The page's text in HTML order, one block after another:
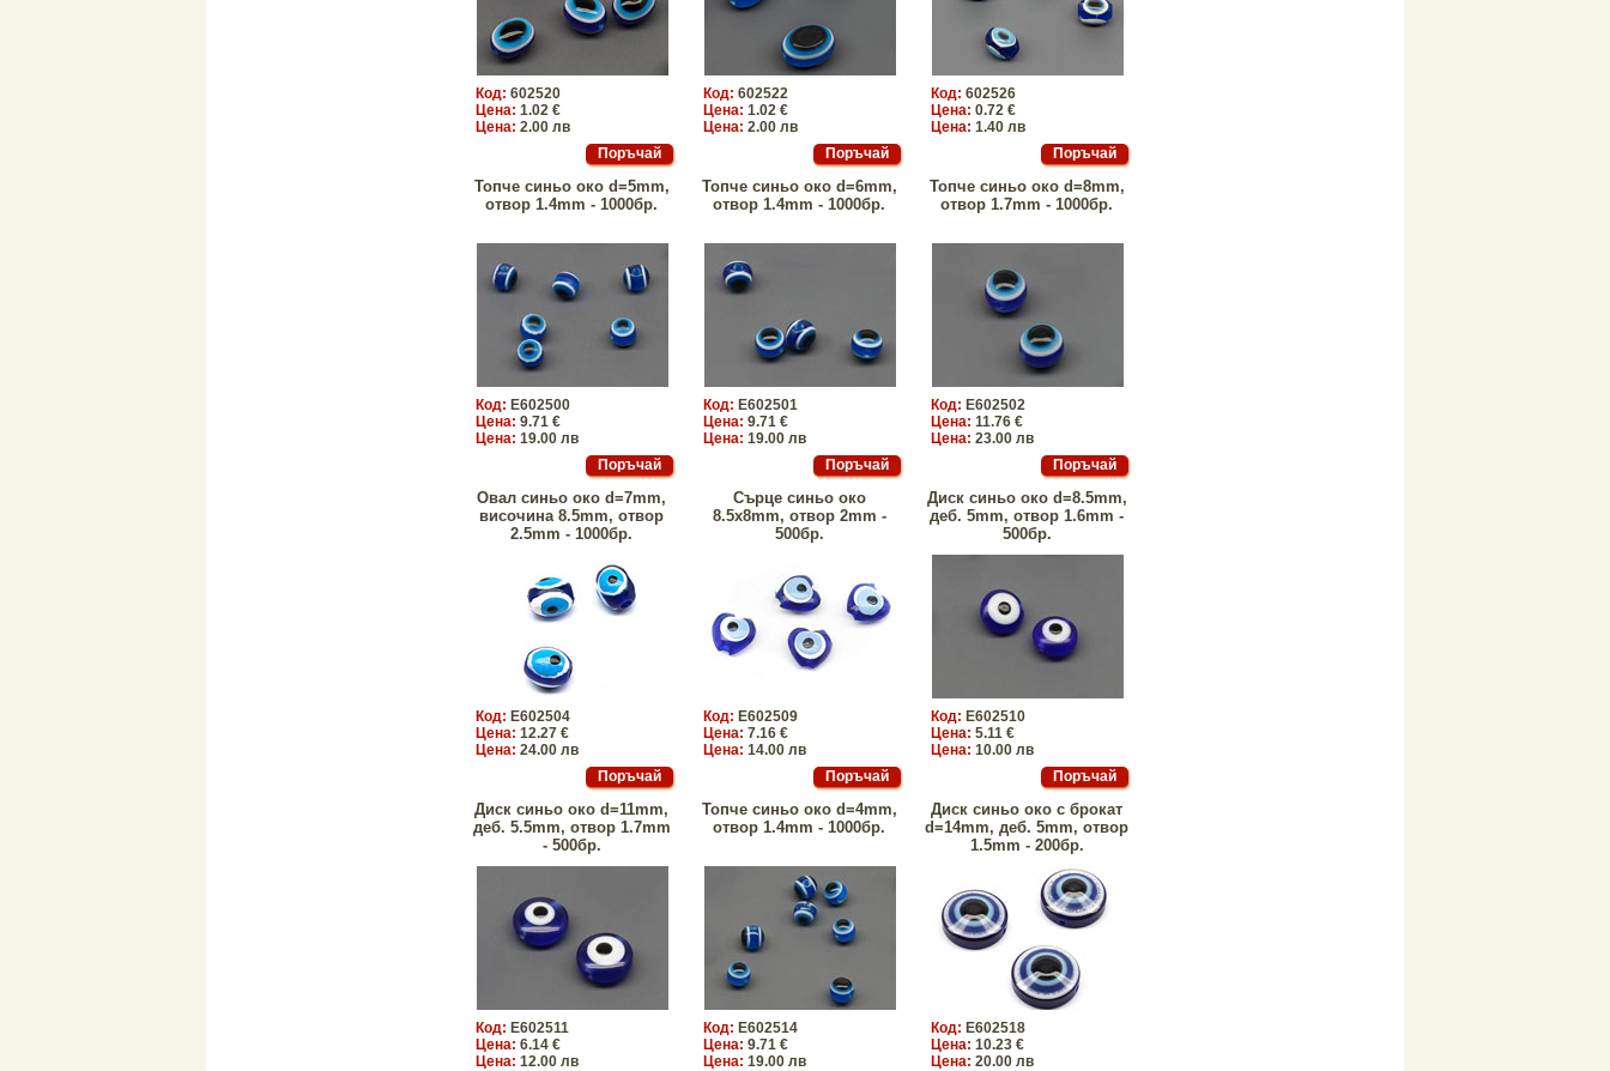
Код: 602520
Цена: 1.02 €
Цена: 2.00 лв
Код: 602522
Цена: 1.02 €
Цена: 2.00 лв
Код: 602526
Цена: 0.72 €
Цена: 1.40 лв
Топче синьо око d=5mm,
отвор 1.4mm - 1000бр.
Код: E602500
Цена: 9.71 €
Цена: 19.00 лв
Топче синьо око d=6mm,
отвор 1.4mm - 1000бр.
Код: E602501
Цена: 9.71 €
Цена: 19.00 лв
Топче синьо око d=8mm,
отвор 1.7mm - 1000бр.
Код: E602502
Цена: 11.76 €
Цена: 23.00 лв
Овал синьо око d=7mm,
височина 8.5mm, отвор
2.5mm - 1000бр.
Код: E602504
Цена: 12.27 €
Цена: 24.00 лв
Сърце синьо око
8.5x8mm, отвор 2mm -
500бр.
Код: E602509
Цена: 7.16 €
Цена: 14.00 лв
Диск синьо око d=8.5mm,
деб. 5mm, отвор 1.6mm -
500бр.
Код: E602510
Цена: 5.11 €
Цена: 10.00 лв
Диск синьо око d=11mm,
деб. 5.5mm, отвор 1.7mm
- 500бр.
Код: E602511
Цена: 6.14 €
Цена: 12.00 лв
Топче синьо око d=4mm,
отвор 1.4mm - 1000бр.
Код: E602514
Цена: 9.71 €
Цена: 19.00 лв
Диск синьо око с брокат
d=14mm, деб. 5mm, отвор
1.5mm - 200бр.
Код: E602518
Цена: 10.23 €
Цена: 20.00 лв